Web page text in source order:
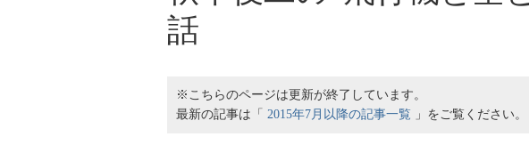
話
※こちらのページは更新が終了しています。
最新の記事は「 2015年7月以降の記事一覧 」をご覧ください。